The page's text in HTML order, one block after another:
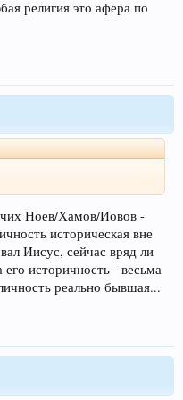
религия это афера по
Ноев/Хамов/Иовов -
историческая вне
Иисус, сейчас вряд ли
историчность - весьма
реально бывшая...